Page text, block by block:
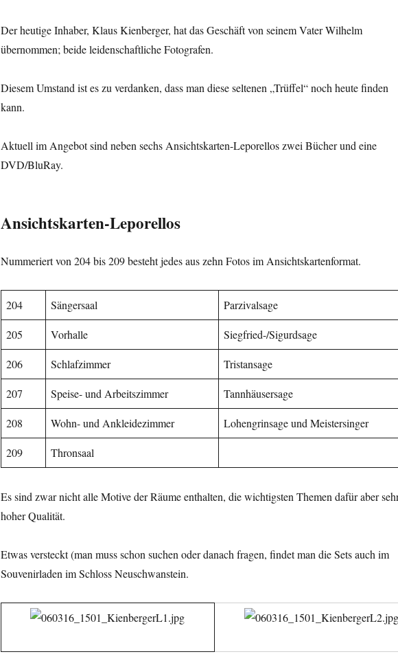
Der heutige Inhaber, Klaus Kienberger, hat das Geschäft von seinem Vater Wilhelm
übernommen; beide leidenschaftliche Fotografen.
Diesem Umstand ist es zu verdanken, dass man diese seltenen „Trüffel“ noch heute finden
kann.
Aktuell im Angebot sind neben sechs Ansichtskarten-Leporellos zwei Bücher und eine
DVD/BluRay.
Ansichtskarten-Leporellos
Nummeriert von 204 bis 209 besteht jedes aus zehn Fotos im Ansichtskartenformat.
204 Sängersaal Parzivalsage
205 Vorhalle Siegfried-/Sigurdsage
206 Schlafzimmer Tristansage
207 Speise- und Arbeitszimmer Tannhäusersage
208 Wohn- und Ankleidezimmer Lohengrinsage und Meistersinger
209 Thronsaal
Es sind zwar nicht alle Motive der Räume enthalten, die wichtigsten Themen dafür aber
hoher Qualität.
Etwas versteckt (man muss schon suchen oder danach fragen, findet man die Sets auch im
Souvenirladen im Schloss Neuschwanstein.